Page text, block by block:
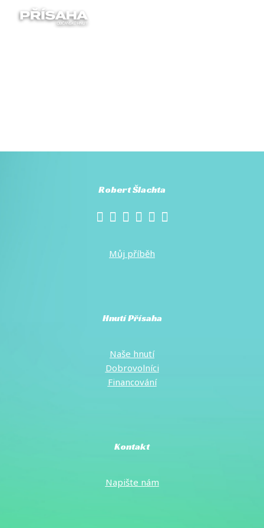
Robert Šlachta
Můj příběh
Hnutí Přísaha
Naše hnutí
Dobrovolníci
Financování
Kontakt
Napište nám